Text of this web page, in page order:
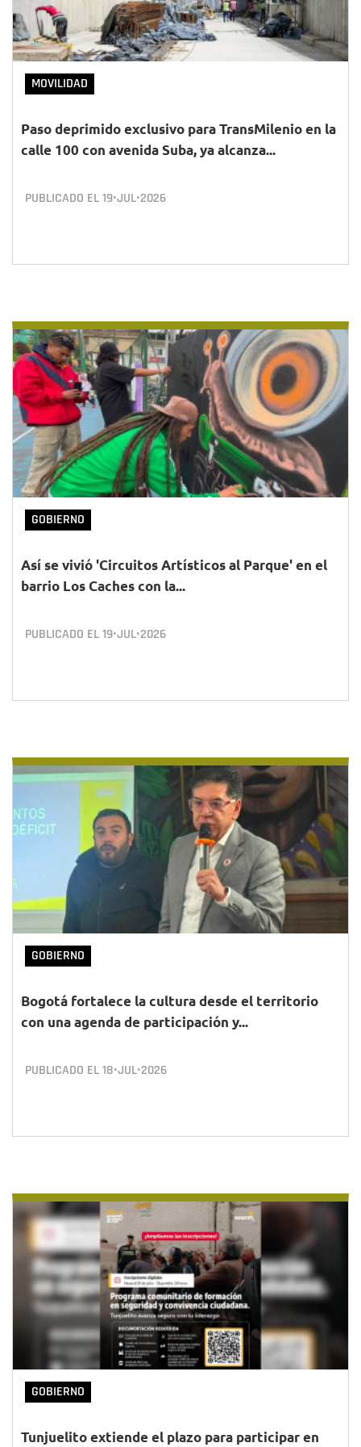
MOVILIDAD
Paso deprimido exclusivo para TransMilenio en la
calle 100 con avenida Suba, ya alcanza...
PUBLICADO EL19•JUL•2026
GOBIERNO
Así se vivió 'Circuitos Artísticos al Parque' en el
barrio Los Caches con la...
PUBLICADO EL19•JUL•2026
GOBIERNO
Bogotá fortalece la cultura desde el territorio
con una agenda de participación y...
PUBLICADO EL18•JUL•2026
GOBIERNO
Tunjuelito extiende el plazo para participar en